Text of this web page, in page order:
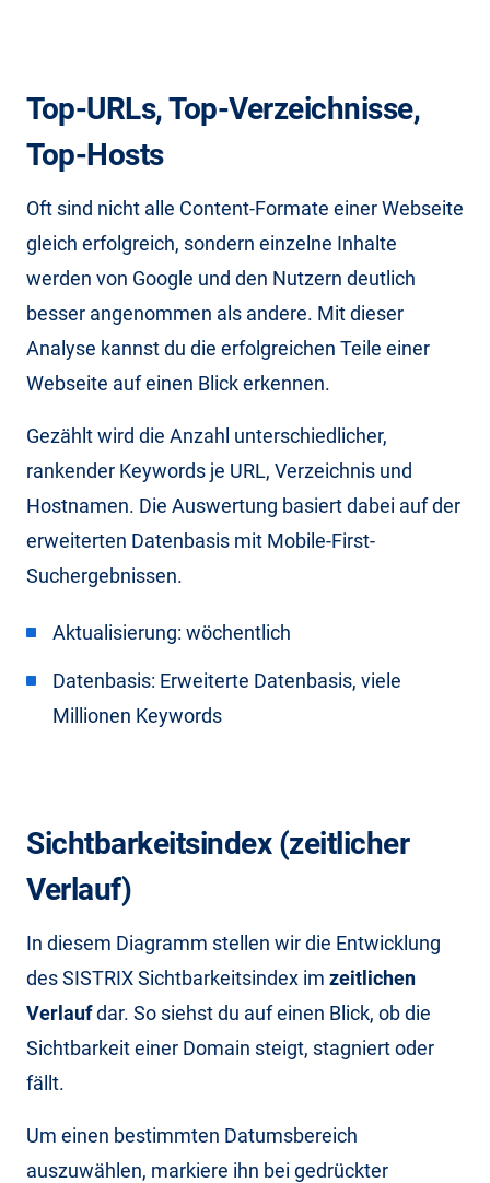
Top-URLs, Top-Verzeichnisse,
Top-Hosts
Oft sind nicht alle Content-Formate einer Webseite
gleich erfolgreich, sondern einzelne Inhalte
werden von Google und den Nutzern deutlich
besser angenommen als andere. Mit dieser
Analyse kannst du die erfolgreichen Teile einer
Webseite auf einen Blick erkennen.
Gezählt wird die Anzahl unterschiedlicher,
rankender Keywords je URL, Verzeichnis und
Hostnamen. Die Auswertung basiert dabei auf der
erweiterten Datenbasis mit Mobile-First-
Suchergebnissen.
Aktualisierung: wöchentlich
Datenbasis: Erweiterte Datenbasis, viele
Millionen Keywords
Sichtbarkeitsindex (zeitlicher
Verlauf)
In diesem Diagramm stellen wir die Entwicklung
des SISTRIX Sichtbarkeitsindex im zeitlichen
Verlaufdar. So siehst du auf einen Blick, ob die
Sichtbarkeit einer Domain steigt, stagniert oder
fällt.
Um einen bestimmten Datumsbereich
auszuwählen, markiere ihn bei gedrückter